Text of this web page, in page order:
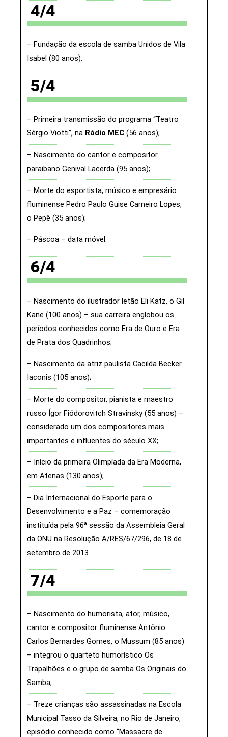
4/4
Fundação da escola de samba Unidos de Vila
Isabel (80 anos)
5/4
Primeira transmissão do programa “Teatro
Sérgio Viotti”, na Rádio MEC(56 anos)
Nascimento do cantor e compositor
paraibano Genival Lacerda (95 anos)
Morte do esportista, músico e empresário
fluminense Pedro Paulo Guise Carneiro Lopes,
o Pepê (35 anos)
Páscoa – data móvel
6/4
Nascimento do ilustrador letão Eli Katz, o Gil
Kane (100 anos) – sua carreira englobou os
períodos conhecidos como Era de Ouro e Era
de Prata dos Quadrinhos
Nascimento da atriz paulista Cacilda Becker
Iaconis (105 anos)
Morte do compositor, pianista e maestro
russo Ígor Fiódorovitch Stravinsky (55 anos) –
considerado um dos compositores mais
importantes e influentes do século XX
Início da primeira Olimpíada da Era Moderna,
em Atenas (130 anos)
Dia Internacional do Esporte para o
Desenvolvimento e a Paz – comemoração
instituída pela 96ª sessão da Assembleia Geral
da ONU na Resolução A/RES/67/296, de 18 de
setembro de 2013
7/4
Nascimento do humorista, ator, músico,
cantor e compositor fluminense Antônio
Carlos Bernardes Gomes, o Mussum (85 anos)
– integrou o quarteto humorístico Os
Trapalhões e o grupo de samba Os Originais do
Samba
Treze crianças são assassinadas na Escola
Municipal Tasso da Silveira, no Rio de Janeiro,
episódio conhecido como “Massacre de